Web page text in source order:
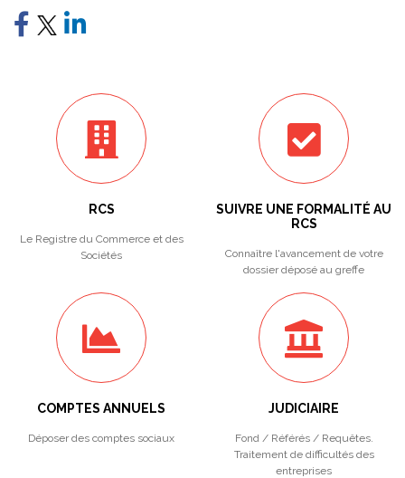
RCS
Le Registre du Commerce et des
Sociétés
SUIVRE UNE FORMALITÉ AU
RCS
Connaître l'avancement de votre
dossier déposé au greffe
COMPTES ANNUELS
Déposer des comptes sociaux
JUDICIAIRE
Fond / Référés / Requêtes.
Traitement de difficultés des
entreprises